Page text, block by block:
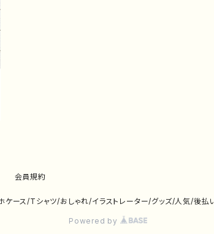
会員規約
ース/Tシャツ/おしゃれ/イラストレーター/グッズ/人気/後払
Powered by